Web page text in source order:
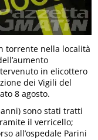
torrente nella località
in elicottero
dei Vigili del
8 agosto.
sono stati tratti
il verricello;
all’ospedale Parini